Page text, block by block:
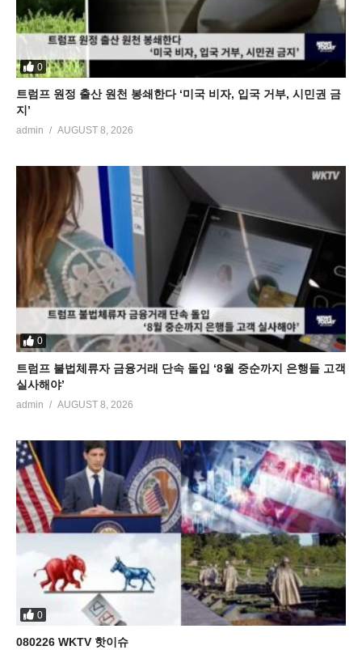
0
트럼프 원정 출산 원천 봉쇄한다 ‘미국 비자, 입국 거부, 시민권 금
지’
admin AUGUST 8, 2026
0
트럼프 불법체류자 금융거래 단속 돌입 ‘8월 중순까지 은행들 고객
실사해야’
admin AUGUST 8, 2026
0
080226 WKTV 핫이슈